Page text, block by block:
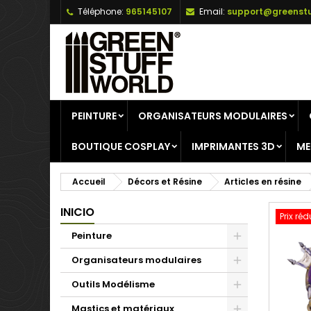
Téléphone: 965145107 Email:
PEINTURE ORGANISATEURS MODULAIRES
BOUTIQUE COSPLAY IMPRIMANTES 3D
Accueil Décors et Résine Articles en résine
INICIO
Peinture
Organisateurs modulaires
Outils Modélisme
Prix